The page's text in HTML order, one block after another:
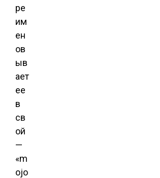
ре
им
ен
ов
ыв
ает
ее
в
св
ой
—
«m
ojo